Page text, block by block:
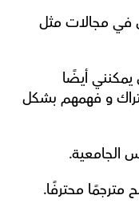
الجامعية.
محترفًا.